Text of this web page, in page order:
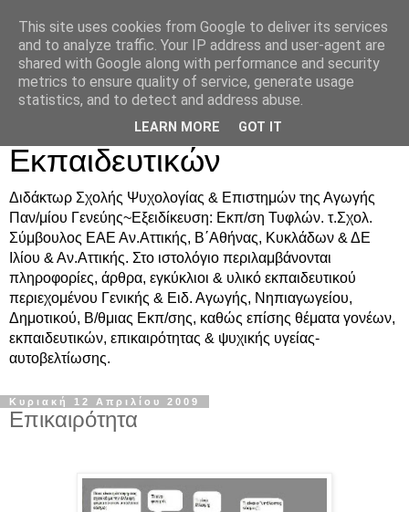
Δρ. Ράνια Χιουρέα-
Συμβουλευτική &
Υποστήριξη Γονέων &
Εκπαιδευτικών
Διδάκτωρ Σχολής Ψυχολογίας & Επιστημών της Αγωγής
Παν/μίου Γενεύης~Εξειδίκευση: Εκπ/ση Τυφλών. τ.Σχολ.
Σύμβουλος ΕΑΕ Αν.Αττικής, Β΄Αθήνας, Κυκλάδων & ΔΕ
Ιλίου & Αν.Αττικής. Στο ιστολόγιο περιλαμβάνονται
πληροφορίες, άρθρα, εγκύκλιοι & υλικό εκπαιδευτικού
περιεχομένου Γενικής & Ειδ. Αγωγής, Νηπιαγωγείου,
Δημοτικού, Β/θμιας Εκπ/σης, καθώς επίσης θέματα γονέων,
εκπαιδευτικών, επικαιρότητας & ψυχικής υγείας-
αυτοβελτίωσης.
Κυριακή 12 Απριλίου 2009
Επικαιρότητα
This site uses cookies from Google to deliver its services
and to analyze traffic. Your IP address and user-agent are
shared with Google along with performance and security
metrics to ensure quality of service, generate usage
statistics, and to detect and address abuse.
LEARN MORE GOT IT